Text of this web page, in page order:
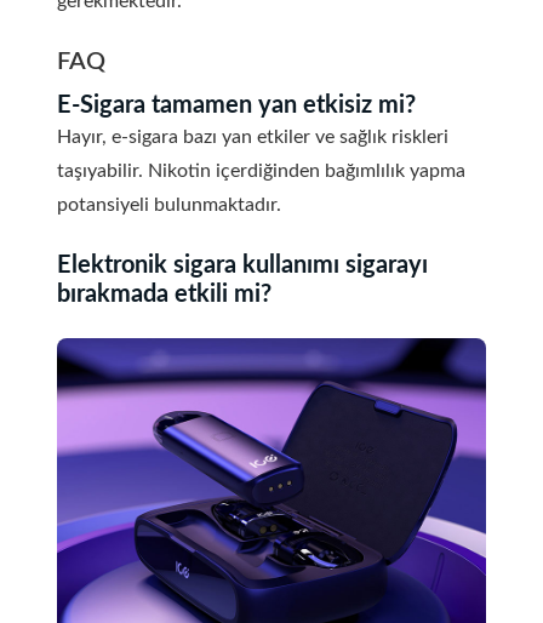
FAQ
E-Sigara tamamen yan etkisiz mi?
Hayır, e-sigara bazı yan etkiler ve sağlık riskleri
taşıyabilir. Nikotin içerdiğinden bağımlılık yapma
potansiyeli bulunmaktadır.
Elektronik sigara kullanımı sigarayı
bırakmada etkili mi?